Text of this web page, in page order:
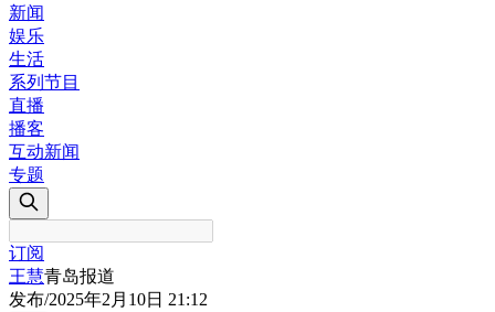
新闻
娱乐
生活
系列节目
直播
播客
互动新闻
专题
订阅
王慧青岛报道
发布/2025年2月10日 21:12